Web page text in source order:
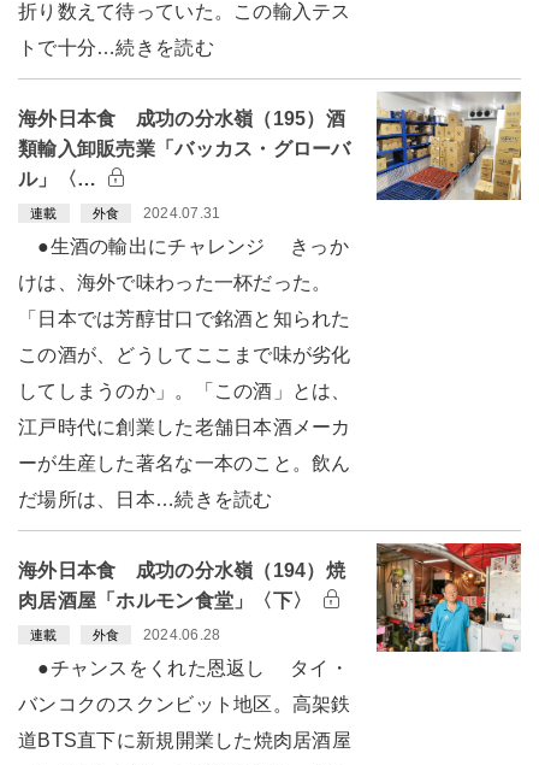
折り数えて待っていた。この輸入テス
トで十分…続きを読む
海外日本食 成功の分水嶺（195）酒
類輸入卸販売業「バッカス・グローバ
ル」〈…
連載 外食 2024.07.31
●生酒の輸出にチャレンジ きっか
けは、海外で味わった一杯だった。
「日本では芳醇甘口で銘酒と知られた
この酒が、どうしてここまで味が劣化
してしまうのか」。「この酒」とは、
江戸時代に創業した老舗日本酒メーカ
ーが生産した著名な一本のこと。飲ん
だ場所は、日本…続きを読む
海外日本食 成功の分水嶺（194）焼
肉居酒屋「ホルモン食堂」〈下〉
連載 外食 2024.06.28
●チャンスをくれた恩返し タイ・
バンコクのスクンビット地区。高架鉄
道BTS直下に新規開業した焼肉居酒屋